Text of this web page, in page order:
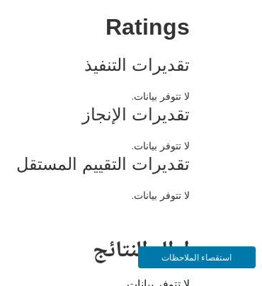
Ratings
تقديرات التنفيذ
لا تتوفر بيانات.
تقديرات الإنجاز
لا تتوفر بيانات.
تقديرات التقييم المستقل
لا تتوفر بيانات.
إطار النتائجاستقصاء الملاحظات